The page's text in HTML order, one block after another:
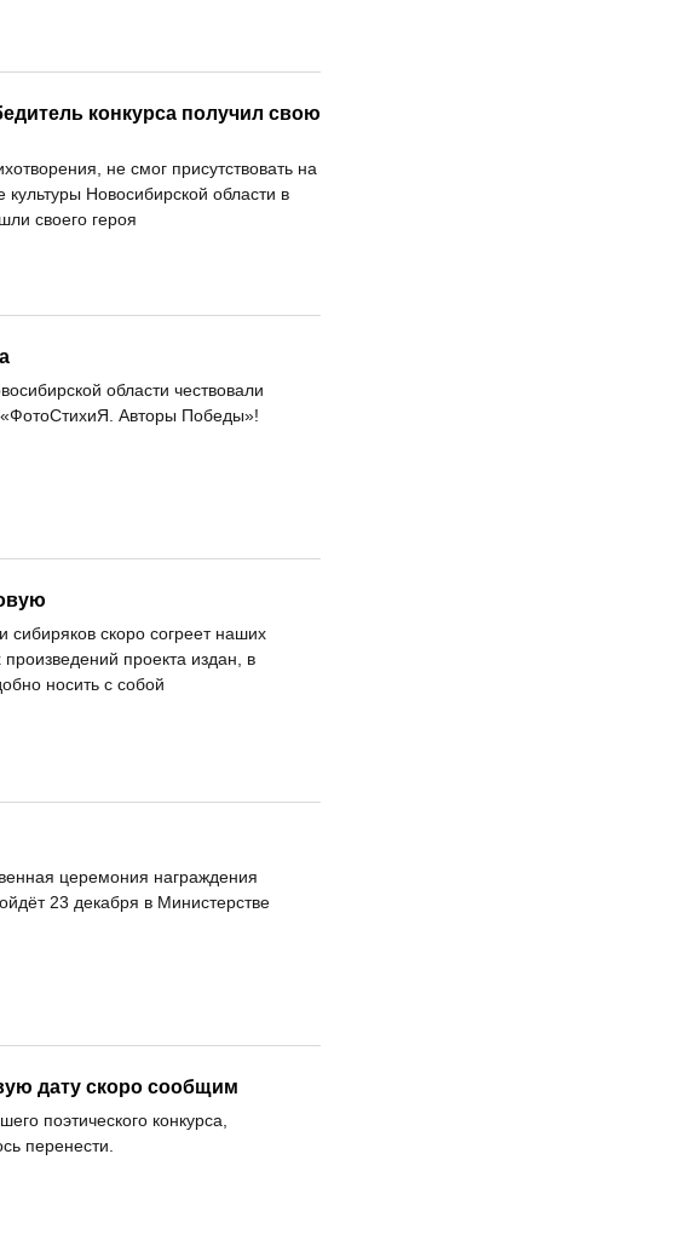
конкурса получил свою
не смог присутствовать на
Новосибирской области в
своего героя
области чествовали
«ФотоСтихиЯ. Авторы Победы»!
скоро согреет наших
проекта издан, в
носить с собой
церемония награждения
23 декабря в Министерстве
дату скоро сообщим
поэтического конкурса,
перенести.